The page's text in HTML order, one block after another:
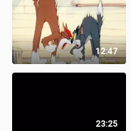
12:47
23:25